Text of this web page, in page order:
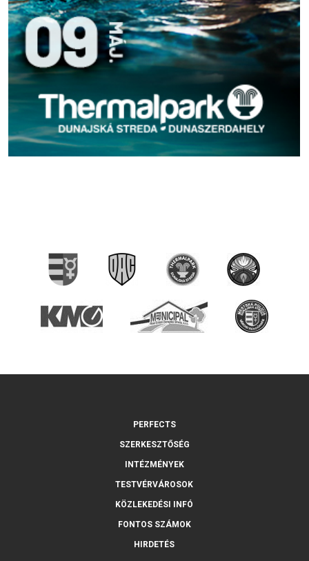
PERFECTS
SZERKESZTŐSÉG
INTÉZMÉNYEK
TESTVÉRVÁROSOK
KÖZLEKEDÉSI INFÓ
FONTOS SZÁMOK
HIRDETÉS